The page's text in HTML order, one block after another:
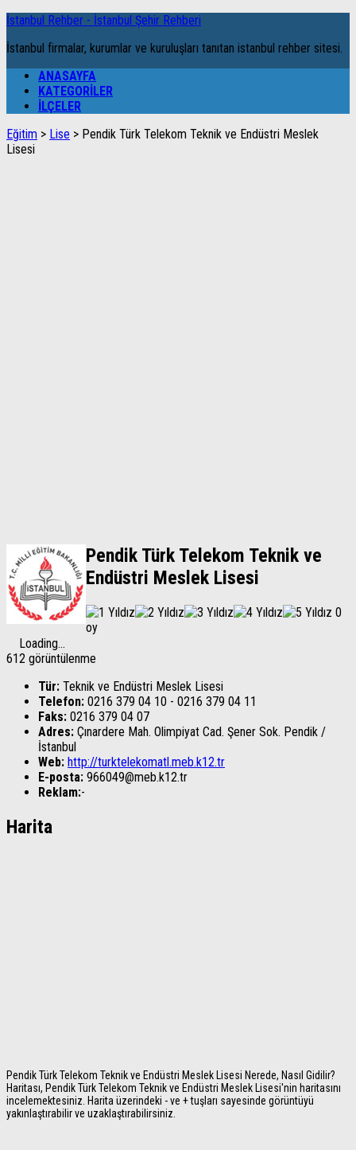
İstanbul Rehber - İstanbul Şehir Rehberi
İstanbul firmalar, kurumlar ve kuruluşları tanıtan istanbul rehber sitesi.
ANASAYFA
KATEGORILER
İLÇELER
Eğitim > Lise > Pendik Türk Telekom Teknik ve Endüstri Meslek
Lisesi
Pendik Türk Telekom Teknik ve
Endüstri Meslek Lisesi
0
oy
Loading...
612 görüntülenme
Tür: Teknik ve Endüstri Meslek Lisesi
Telefon: 0216 379 04 10 - 0216 379 04 11
Faks: 0216 379 04 07
Adres: Çınardere Mah. Olimpiyat Cad. Şener Sok. Pendik /
İstanbul
Web: http://turktelekomatl.meb.k12.tr
E-posta: 966049@meb.k12.tr
Reklam:-
Harita
Pendik Türk Telekom Teknik ve Endüstri Meslek Lisesi Nerede, Nasıl Gidilir?
Haritası, Pendik Türk Telekom Teknik ve Endüstri Meslek Lisesi'nin haritasını
incelemektesiniz. Harita üzerindeki - ve + tuşları sayesinde görüntüyü
yakınlaştırabilir ve uzaklaştırabilirsiniz.